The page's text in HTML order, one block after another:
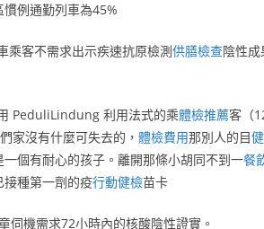
例通勤列車為45%
乘客不需求出示疾速抗原檢測供膳檢查陰性
PeduliLindung 利用法式的乘體檢推薦客（
家沒有什麼可失去的， 體檢費用那別人的目
個有耐心的孩子。離開那條小胡同不到一餐
接種第一劑的疫行動健檢苗卡
伺機需求72小時內的核酸陰性證實。